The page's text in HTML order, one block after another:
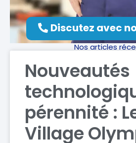
Discutez avec
Nos articles
Nouveautés
pérennité :
Village